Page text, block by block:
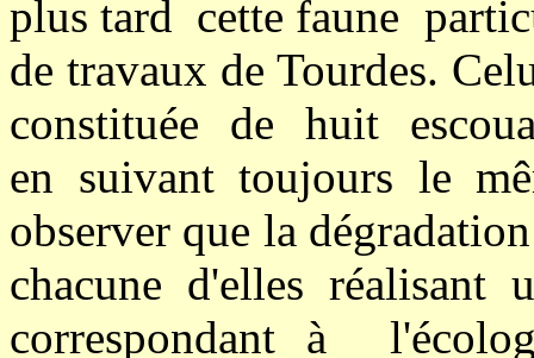
plus tard cette faune
de travaux de Tourdes.
constituée de huit
en suivant toujours le
observer que la
chacune d'elles
correspondant à